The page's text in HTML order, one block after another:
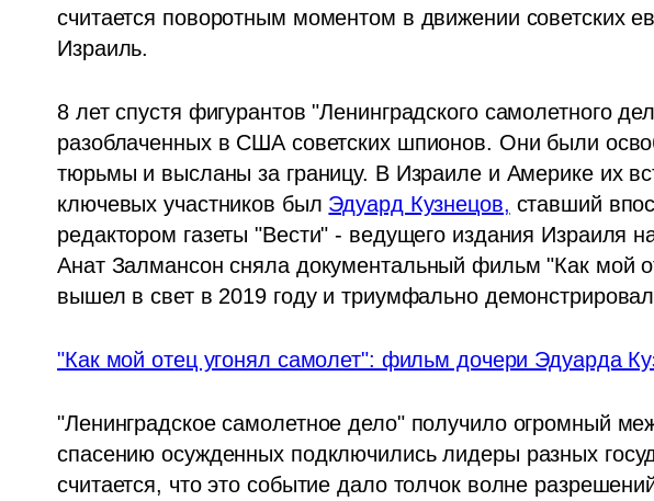
считается поворотным моментом в движении советских
Израиль.
8 лет спустя фигурантов "Ленинградского самолетного
разоблаченных в США советских шпионов. Они были
тюрьмы и высланы за границу. В Израиле и Америке их
ключевых участников был Эдуард Кузнецов, ставший
редактором газеты "Вести" - ведущего издания Израиля
Анат Залмансон сняла документальный фильм "Как мой
вышел в свет в 2019 году и триумфально
"Как мой отец угонял самолет": фильм дочери Эдуарда
"Ленинградское самолетное дело" получило огромный
спасению осужденных подключились лидеры разных
считается, что это событие дало толчок волне